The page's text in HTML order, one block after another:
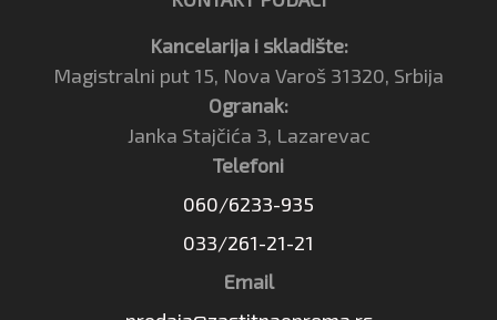
Kancelarija i skladište:
Magistralni put 15, Nova Varoš 31320, Srbija
Ogranak:
Janka Stajčića 3, Lazarevac
Telefoni
060/6233-935
033/261-21-21
Email